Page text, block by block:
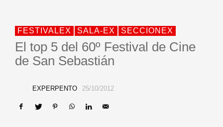
FESTIVALEX SALA-EX SECCIONEX
El top 5 del 60º Festival de Cine
de San Sebastián
EXPERPENTO 25/10/2012